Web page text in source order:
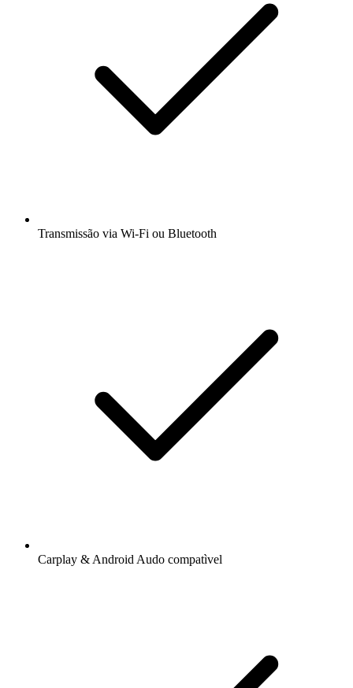
Transmissão via Wi-Fi ou Bluetooth
Carplay & Android Audo compatìvel